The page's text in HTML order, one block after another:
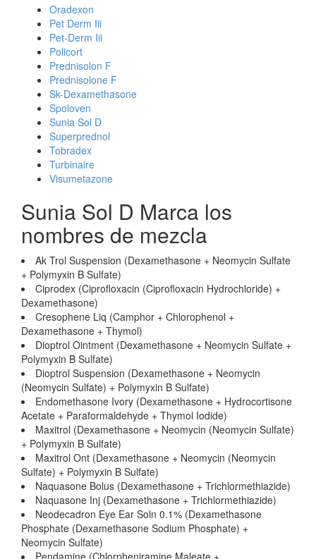
Oradexon
Pet Derm Iii
Pet-Derm Iii
Policort
Prednisolon F
Prednisolone F
Sk-Dexamethasone
Spoloven
Sunia Sol D
Superprednol
Tobradex
Turbinaire
Visumetazone
Sunia Sol D Marca los
nombres de mezcla
Ak Trol Suspension (Dexamethasone + Neomycin Sulfate
+ Polymyxin B Sulfate)
Ciprodex (Ciprofloxacin (Ciprofloxacin Hydrochloride) +
Dexamethasone)
Cresophene Liq (Camphor + Chlorophenol +
Dexamethasone + Thymol)
Dioptrol Ointment (Dexamethasone + Neomycin Sulfate +
Polymyxin B Sulfate)
Dioptrol Suspension (Dexamethasone + Neomycin
(Neomycin Sulfate) + Polymyxin B Sulfate)
Endomethasone Ivory (Dexamethasone + Hydrocortisone
Acetate + Paraformaldehyde + Thymol Iodide)
Maxitrol (Dexamethasone + Neomycin (Neomycin Sulfate)
+ Polymyxin B Sulfate)
Maxitrol Ont (Dexamethasone + Neomycin (Neomycin
Sulfate) + Polymyxin B Sulfate)
Naquasone Bolus (Dexamethasone + Trichlormethiazide)
Naquasone Inj (Dexamethasone + Trichlormethiazide)
Neodecadron Eye Ear Soln 0.1% (Dexamethasone
Phosphate (Dexamethasone Sodium Phosphate) +
Neomycin Sulfate)
Pendamine (Chlorpheniramine Maleate +